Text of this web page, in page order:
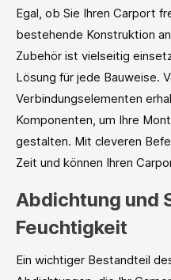
Egal, ob Sie Ihren Carport
bestehende Konstruktion
Zubehör ist vielseitig
Lösung für jede Bauweise.
Verbindungselementen
Komponenten, um Ihre
gestalten. Mit cleveren
Zeit und können Ihren
Abdichtung und
Feuchtigkeit
Ein wichtiger Bestandteil